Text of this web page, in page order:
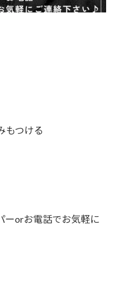
もつける
ーorお電話でお気軽に